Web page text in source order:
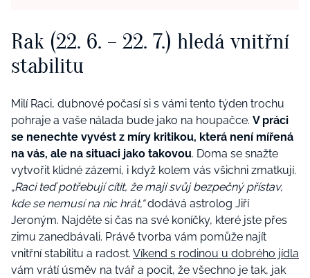
Rak (22. 6. – 22. 7.) hledá vnitřní
stabilitu
Milí Raci, dubnové počasí si s vámi tento týden trochu
pohraje a vaše nálada bude jako na houpačce. V práci
se nenechte vyvést z míry kritikou, která není mířená
na vás, ale na situaci jako takovou. Doma se snažte
vytvořit klidné zázemí, i když kolem vás všichni zmatkují.
„Raci teď potřebují cítit, že mají svůj bezpečný přístav,
kde se nemusí na nic hrát,“dodává astrolog Jiří
Jeroným. Najděte si čas na své koníčky, které jste přes
zimu zanedbávali. Právě tvorba vám pomůže najít
vnitřní stabilitu a radost. Víkend s rodinou u dobrého jídla
vám vrátí úsměv na tvář a pocit, že všechno je tak, jak